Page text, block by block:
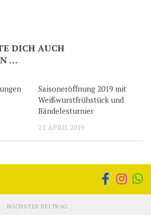
DICH AUCH
…
Saisoneröffnung 2019 mit
Weißwurstfrühstück und
Bändelesturnier
21. APRIL 2019
NÄCHSTER BEITRAG